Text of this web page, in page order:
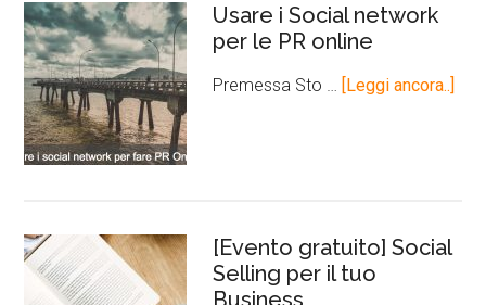
Usare i Social network
per le PR online
Premessa Sto … [Leggi ancora..]
[Evento gratuito] Social
Selling per il tuo
Business